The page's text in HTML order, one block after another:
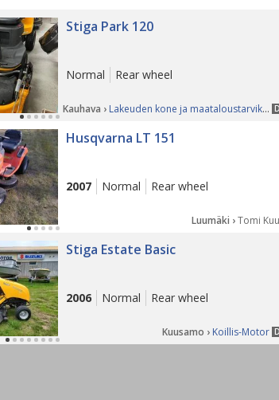
Stiga Park 120
Normal Rear wheel
Kauhava › Lakeuden kone ja maataloustarvike Oy
Husqvarna LT 151
2007 Normal Rear wheel
Luumäki ›Tomi
Stiga Estate Basic
2006 Normal Rear wheel
Kuusamo › Koillis-Motor